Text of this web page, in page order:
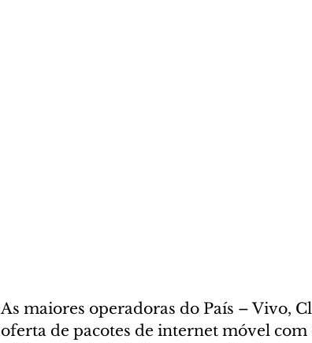
As maiores operadoras do País – Vivo,
oferta de pacotes de internet móvel